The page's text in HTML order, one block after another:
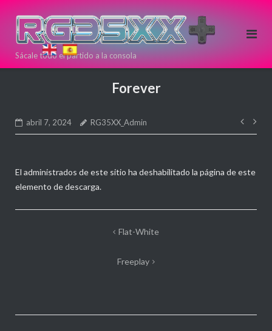
contenido
Sácale todo el partido a la consola
Forever
abril 7, 2024 RG35XX_Admin
de
El administrados de este sitio ha deshabilitado la página de este
elemento de descarga.
Flat-White
Freeplay
Si estas
comprar una
consola Retro
Directamente
desde >>
ANBERNIC
<<